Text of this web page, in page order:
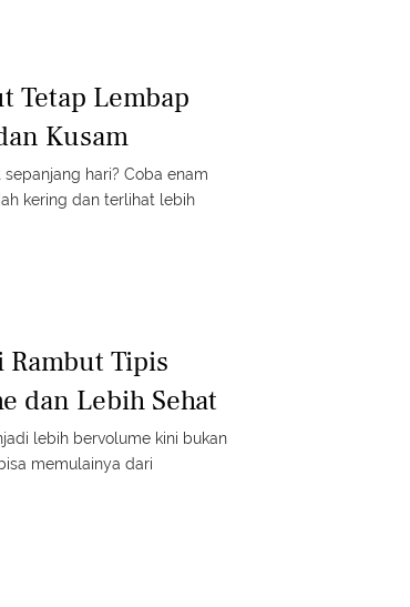
Tetap Lembap
Kusam
hari? Coba enam
kering dan terlihat lebih
Rambut Tipis
dan Lebih Sehat
lebih bervolume kini bukan
memulainya dari